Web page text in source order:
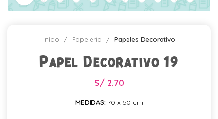
Inicio Papelería Papeles Decorativo
Papel Decorativo 19
S/2.70
MEDIDAS: 70 x 50 cm